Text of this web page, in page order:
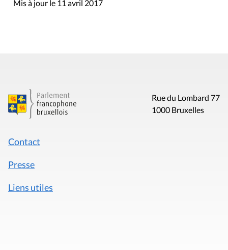
Mis à jour le 11 avril 2017
Rue du Lombard 77
1000 Bruxelles
Contact
Presse
Liens utiles